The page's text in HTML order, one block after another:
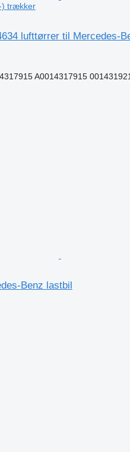
) trækker
lufttørrer til Mercedes-
A0014317915
Benz lastbil